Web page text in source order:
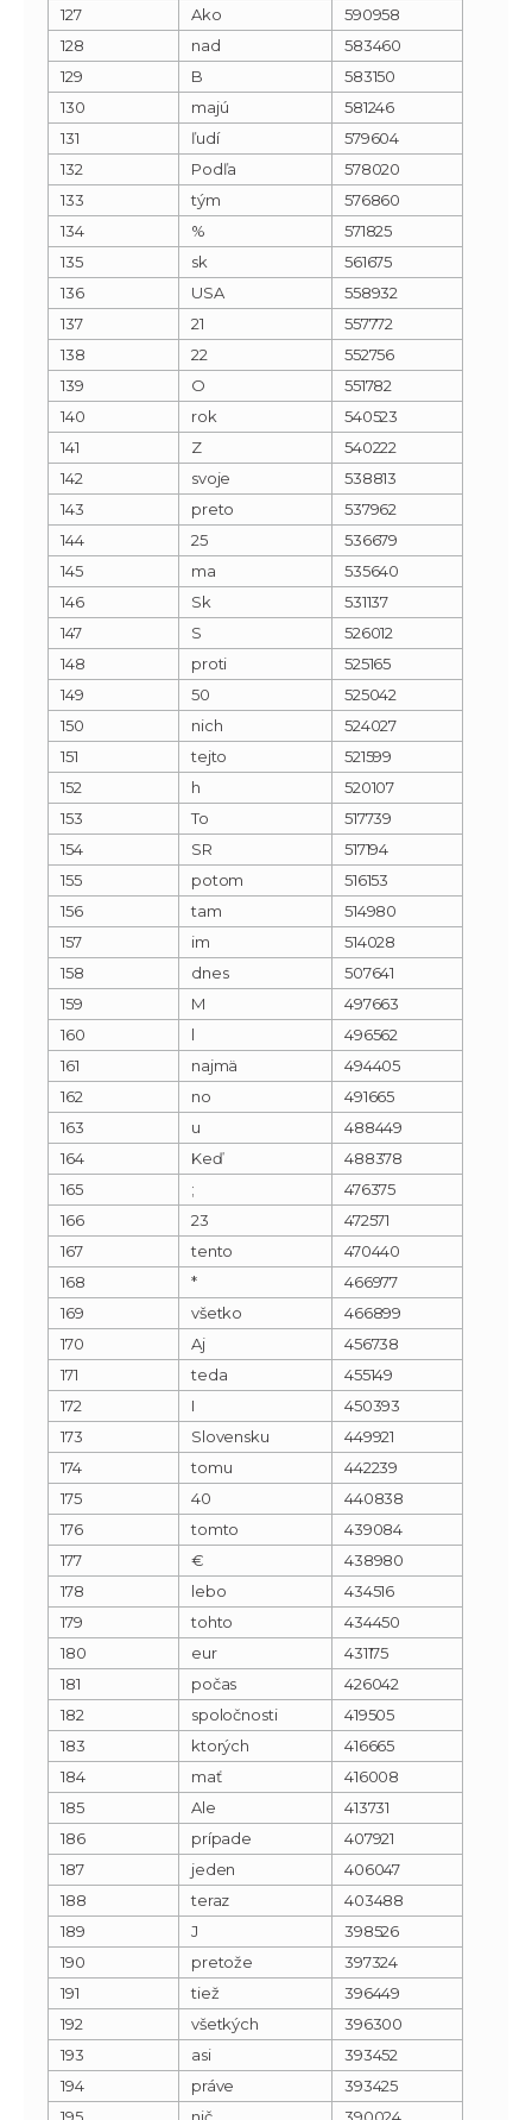
127
Ako
590958
128
nad
583460
129
B
583150
130
majú
581246
131
ľudí
579604
132
Podľa
578020
133
tým
576860
134
%
571825
135
sk
561675
136
USA
558932
137
21
557772
138
22
552756
139
O
551782
140
rok
540523
141
Z
540222
142
svoje
538813
143
preto
537962
144
25
536679
145
ma
535640
146
Sk
531137
147
S
526012
148
proti
525165
149
50
525042
150
nich
524027
151
tejto
521599
152
h
520107
153
To
517739
154
SR
517194
155
potom
516153
156
tam
514980
157
im
514028
158
dnes
507641
159
M
497663
160
l
496562
161
najmä
494405
162
no
491665
163
u
488449
164
Keď
488378
165
;
476375
166
23
472571
167
tento
470440
168
*
466977
169
všetko
466899
170
Aj
456738
171
teda
455149
172
I
450393
173
Slovensku
449921
174
tomu
442239
175
40
440838
176
tomto
439084
177
€
438980
178
lebo
434516
179
tohto
434450
180
eur
431175
181
počas
426042
182
spoločnosti
419505
183
ktorých
416665
184
mať
416008
185
Ale
413731
186
prípade
407921
187
jeden
406047
188
teraz
403488
189
J
398526
190
pretože
397324
191
tiež
396449
192
všetkých
396300
193
asi
393452
194
práve
393425
195
nič 390024